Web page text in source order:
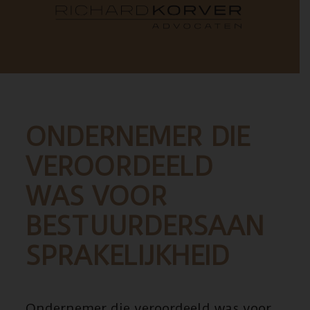
ONDERNEMER DIE
VEROORDEELD
WAS VOOR
BESTUURDERSAAN
SPRAKELIJKHEID